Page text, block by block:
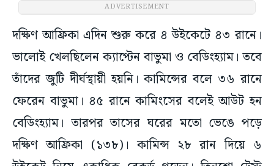
ADVERTISEMENT
দক্ষিণ আফ্রিকা এদিন শুরু করে ৪ উইকেটে ৪৩ রানে।
ভালোই খেলছিলেন ক্যাপ্টেন বাভুমা ও বেডিংহ্যাম। তবে
তাঁদের জুটি দীর্ঘস্থায়ী হয়নি। কামিন্সের বলে ৩৬ রানে
ফেরেন বাভুমা। ৪৫ রানে কামিংসের বলেই আউট হন
বেডিংহ্যাম। তারপর তাসের ঘরের মতো ভেঙে পড়ে
দক্ষিণ আফ্রিকা (১৩৮)। কামিন্স ২৮ রান দিয়ে ৬